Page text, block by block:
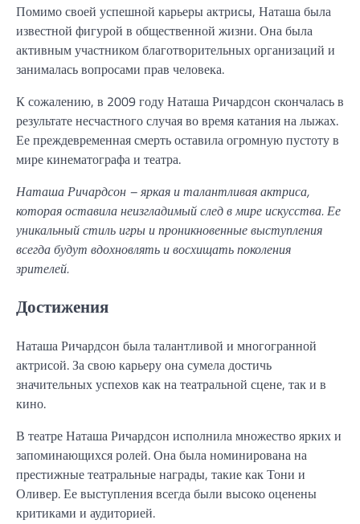
Помимо своей успешной карьеры актрисы, Наташа была
известной фигурой в общественной жизни. Она была
активным участником благотворительных организаций и
занималась вопросами прав человека.
К сожалению, в 2009 году Наташа Ричардсон скончалась в
результате несчастного случая во время катания на лыжах.
Ее преждевременная смерть оставила огромную пустоту в
мире кинематографа и театра.
Наташа Ричардсон – яркая и талантливая актриса,
которая оставила неизгладимый след в мире искусства. Ее
уникальный стиль игры и проникновенные выступления
всегда будут вдохновлять и восхищать поколения
зрителей.
Достижения
Наташа Ричардсон была талантливой и многогранной
актрисой. За свою карьеру она сумела достичь
значительных успехов как на театральной сцене, так и в
кино.
В театре Наташа Ричардсон исполнила множество ярких и
запоминающихся ролей. Она была номинирована на
престижные театральные награды, такие как Тони и
Оливер. Ее выступления всегда были высоко оценены
критиками и аудиторией.